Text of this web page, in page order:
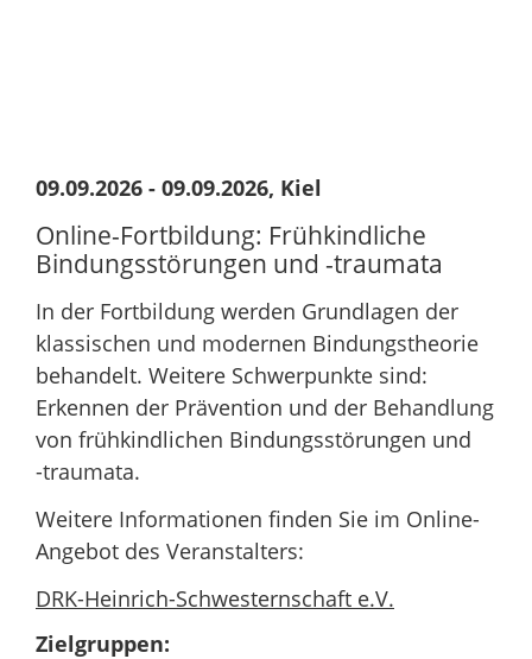
09.09.2026 - 09.09.2026, Kiel
Online-Fortbildung: Frühkindliche
Bindungsstörungen und -traumata
In der Fortbildung werden Grundlagen der
klassischen und modernen Bindungstheorie
behandelt. Weitere Schwerpunkte sind:
Erkennen der Prävention und der Behandlung
von frühkindlichen Bindungsstörungen und
-traumata.
Weitere Informationen finden Sie im Online-
Angebot des Veranstalters:
DRK-Heinrich-Schwesternschaft e.V.
Zielgruppen: